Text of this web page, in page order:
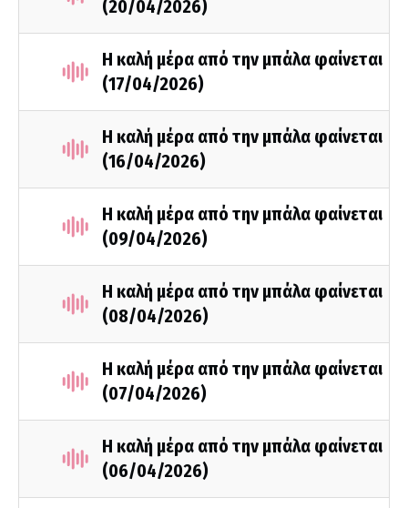
(20/04/2026)
Η καλή μέρα από την μπάλα φαίνεται
(17/04/2026)
Η καλή μέρα από την μπάλα φαίνεται
(16/04/2026)
Η καλή μέρα από την μπάλα φαίνεται
(09/04/2026)
Η καλή μέρα από την μπάλα φαίνεται
(08/04/2026)
Η καλή μέρα από την μπάλα φαίνεται
(07/04/2026)
Η καλή μέρα από την μπάλα φαίνεται
(06/04/2026)